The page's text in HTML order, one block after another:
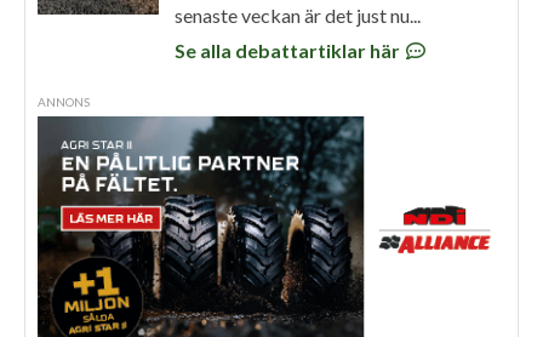
senaste veckan är det just nu...
Se alla debattartiklar här
ANNONS